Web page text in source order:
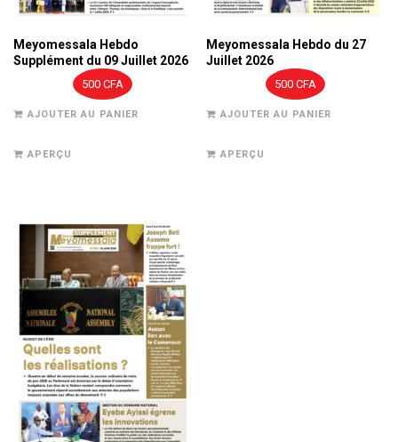
Meyomessala Hebdo
Supplément du 09 Juillet 2026
500 CFA
AJOUTER AU PANIER
APERÇU
Meyomessala Hebdo du 27
Juillet 2026
500CFA
AJOUTER AU PANIER
APERÇU